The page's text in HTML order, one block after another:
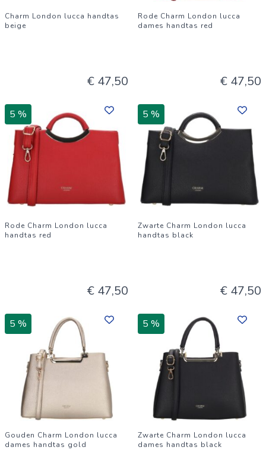
Charm London lucca handtas
beige
€ 47,50
Rode Charm London lucca
dames handtas red
€ 47,50
5 %
Rode Charm London lucca
handtas red
€ 47,50
5 %
Zwarte Charm London lucca
handtas black
€ 47,50
5 %
Gouden Charm London lucca
dames handtas gold
5 %
Zwarte Charm London lucca
dames handtas black